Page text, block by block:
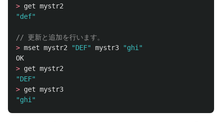
> get mystr2
"def"
// 更新と追加を行います。
> mset mystr2 "DEF" mystr3
"ghi"
OK
> get mystr2
"DEF"
> get mystr3
"ghi"